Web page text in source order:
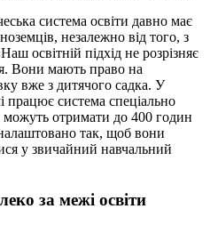
система освіти давно має
незалежно від того, з
освітній підхід не розрізняє
Вони мають право на
вже з дитячого садка. У
працює система спеціально
можуть отримати до 400 годин
так, щоб вони
у звичайний навчальний
за межі освіти